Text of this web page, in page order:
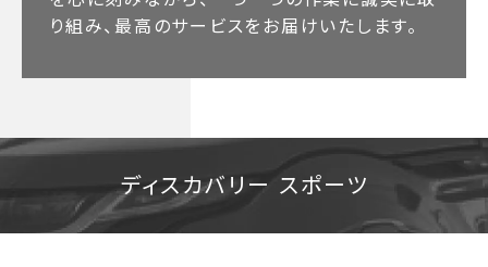
り組み、最高のサービスをお届けいたします。
ディスカバリー スポーツ